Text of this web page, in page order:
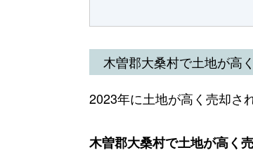
木曽郡大桑村で土地が高
2023年に土地が高く売却さ
木曽郡大桑村で土地が高く